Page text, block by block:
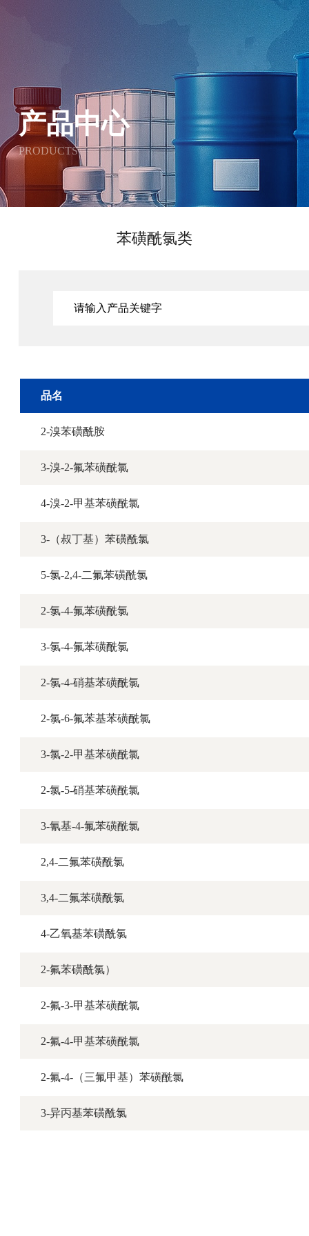
产品中心
PRODUCTS
苯磺酰氯类
品名
2-溴苯磺酰胺
3-溴-2-氟苯磺酰氯
4-溴-2-甲基苯磺酰氯
3-（叔丁基）苯磺酰氯
5-氯-2,4-二氟苯磺酰氯
2-氯-4-氟苯磺酰氯
3-氯-4-氟苯磺酰氯
2-氯-4-硝基苯磺酰氯
2-氯-6-氟苯基苯磺酰氯
3-氯-2-甲基苯磺酰氯
2-氯-5-硝基苯磺酰氯
3-氰基-4-氟苯磺酰氯
2,4-二氟苯磺酰氯
3,4-二氟苯磺酰氯
4-乙氧基苯磺酰氯
2-氟苯磺酰氯）
2-氟-3-甲基苯磺酰氯
2-氟-4-甲基苯磺酰氯
2-氟-4-（三氟甲基）苯磺酰氯
3-异丙基苯磺酰氯